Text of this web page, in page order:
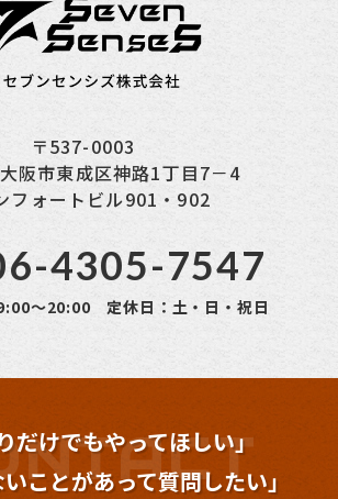
〒537-0003
阪市東成区神路1丁目7－4
フォートビル901・902
4305-7547
～20:00 定休日：土・日・祝日
だけでもやってほしい」
いことがあって質問したい」